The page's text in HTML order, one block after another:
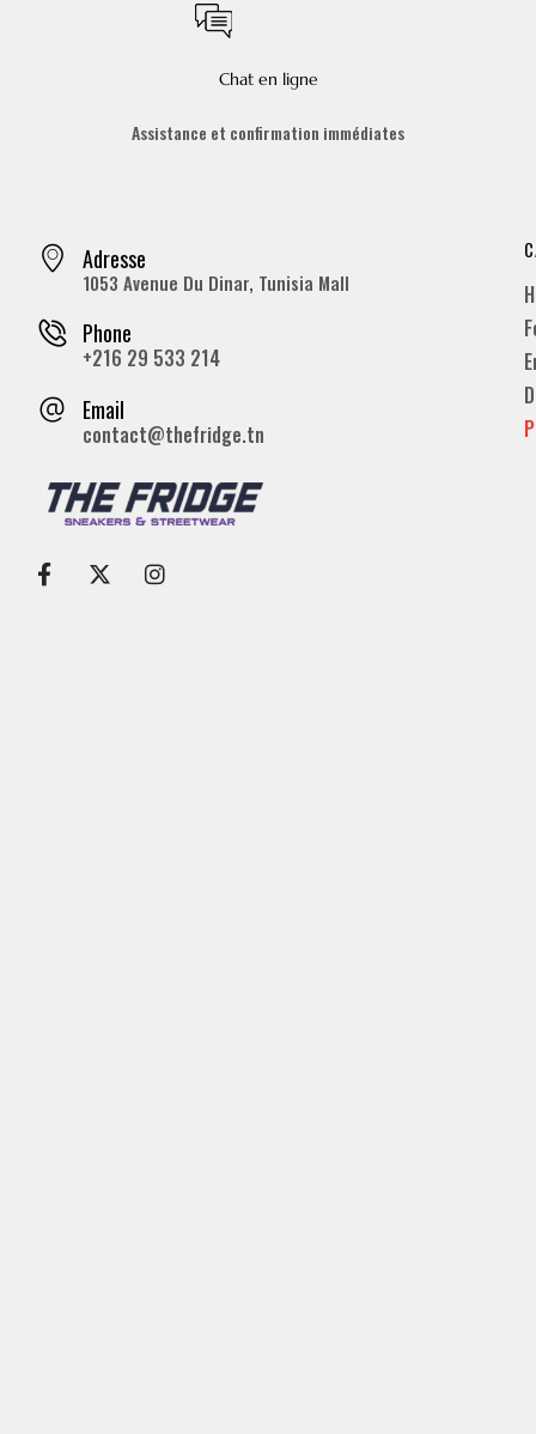
Chat en ligne
Assistance et confirmation immédiates
Adresse
1053 Avenue Du Dinar, Tunisia Mall
Phone
+216 29 533 214
Email
contact@thefridge.tn